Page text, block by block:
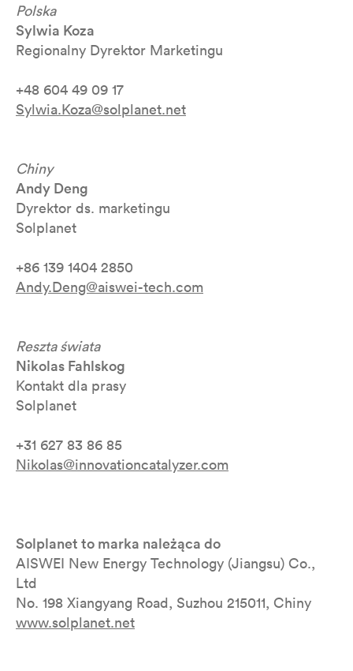
Polska
Sylwia Koza
Regionalny Dyrektor Marketingu
+48 604 49 09 17
Sylwia.Koza@solplanet.net
Chiny
Andy Deng
Dyrektor ds. marketingu
Solplanet
+86 139 1404 2850
Andy.Deng@aiswei-tech.com
Reszta świata
Nikolas Fahlskog
Kontakt dla prasy
Solplanet
+31 627 83 86 85
Nikolas@innovationcatalyzer.com
Solplanet to marka należąca do
AISWEI New Energy Technology (Jiangsu) Co.,
Ltd
No. 198 Xiangyang Road, Suzhou 215011, Chiny
www.solplanet.net